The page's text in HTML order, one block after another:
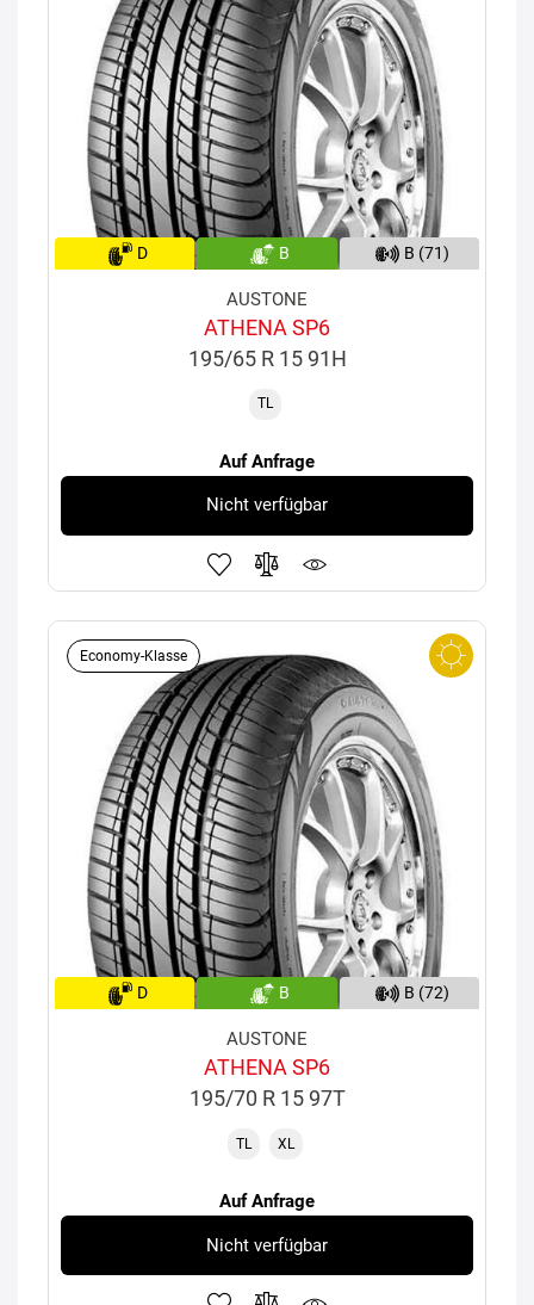
D B B (71)
AUSTONE
ATHENA SP6
195/65 R 15 91H
TL
Auf Anfrage
Nicht verfügbar
Economy-Klasse
D B B (72)
AUSTONE
ATHENA SP6
195/70 R 15 97T
TL XL
Auf Anfrage
Nicht verfügbar